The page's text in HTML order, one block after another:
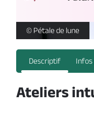
Découvrez mes
© Pétale de lune
Descriptif
Ateliers